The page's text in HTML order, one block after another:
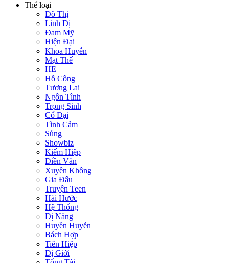
Thể loại
Đô Thị
Linh Dị
Đam Mỹ
Hiện Đại
Khoa Huyễn
Mạt Thế
HE
Hỗ Công
Tương Lai
Ngôn Tình
Trọng Sinh
Cổ Đại
Tình Cảm
Sủng
Showbiz
Kiếm Hiệp
Điền Văn
Xuyên Không
Gia Đấu
Truyện Teen
Hài Hước
Hệ Thống
Dị Năng
Huyền Huyễn
Bách Hợp
Tiên Hiệp
Dị Giới